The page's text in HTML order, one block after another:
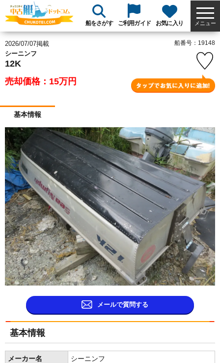
船をさがす ご利用ガイド お気に入り メニュー
2026/07/07掲載
シーニンフ
12K
売却価格：15万円
船番号：19148
基本情報
メールで質問する
基本情報
メーカー名 シーニンフ